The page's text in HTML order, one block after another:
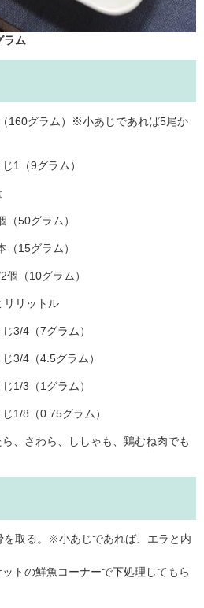
ラム
160グラム）※小あじであれば5尾か
1（9グラム）
50グラム）
15グラム）
（10グラム）
リリットル
3/4（7グラム）
3/4（4.5グラム）
1/3（1グラム）
1/8（0.75グラム）
、さわら、ししゃも、鶏むね肉でも
を取る。※小あじであれば、エラと内
ットの鮮魚コーナーで下処理してもら